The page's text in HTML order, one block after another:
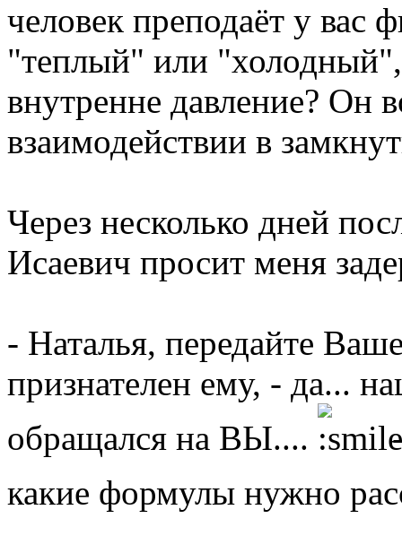
человек преподаёт у вас
"теплый" или "холодный",
внутренне давление? Он
взаимодействии в
Через несколько дней
Исаевич просит меня
- Наталья, передайте
признателен ему, - да...
обращался на ВЫ....
-
какие формулы нужно